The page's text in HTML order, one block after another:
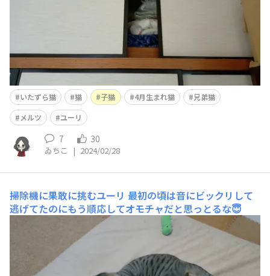
いたずら猫 猫 子猫 4月生まれ猫
兄弟猫
メルツ
ユーリ
7 30
ゐちこ | 2024/02/28
掃除機に果敢に挑むユーリ 最初の頃は音にビックリして
逃げてたのにもう順応してオモチャだと思っとるな😇